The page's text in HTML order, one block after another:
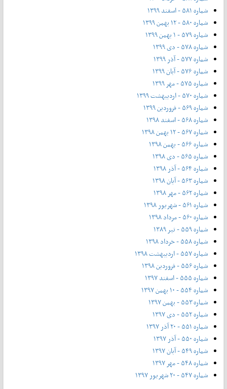
شماره ۵۸۱ - اسفند ۱۳۹۹
شماره ۵۸۰ - ۱۲ بهمن ۱۳۹۹
شماره ۵۷۹ - ۱ بهمن ۱۳۹۹
شماره ۵۷۸ - دی ۱۳۹۹
شماره ۵۷۷ - آذر ۱۳۹۹
شماره ۵۷۶ - آبان ۱۳۹۹
شماره ۵۷۵ - مهر ۱۳۹۹
شماره ۵۷۰ - اردیبهشت ۱۳۹۹
شماره ۵۶۹ - فروردین ۱۳۹۹
شماره ۵۶۸ - اسفند ۱۳۹۸
شماره ۵۶۷ - ۱۲ بهمن ۱۳۹۸
شماره ۵۶۶ - بهمن ۱۳۹۸
شماره ۵۶۵ - دی ۱۳۹۸
شماره ۵۶۴ - آذر ۱۳۹۸
شماره ۵۶۳ - آیان ۱۳۹۸
شماره ۵۶۲ - مهر ۱۳۹۸
شماره ۵۶۱ - شهریور ۱۳۹۸
شماره ۵۶۰ - مرداد ۱۳۹۸
شماره ۵۵۹ - تیر ۱۳۸۹
شماره ۵۵۸ - خرداد ۱۳۹۸
شماره ۵۵۷ - اردیبهشت ۱۳۹۸
شماره ۵۵۶ - فروردین ۱۳۹۸
شماره ۵۵۵ - اسفند ۱۳۹۷
شماره ۵۵۴ - ۱۰ بهمن ۱۳۹۷
شماره ۵۵۳ - بهمن ۱۳۹۷
شماره ۵۵۲ - دی ۱۳۹۷
شماره ۵۵۱ - ۲۰ آذر ۱۳۹۷
شماره ۵۵۰ - آذر ۱۳۹۷
شماره ۵۴۹ - آبان ۱۳۹۷
شماره ۵۴۸ - مهر ۱۳۹۷
شماره ۵۴۷ - ۲۰ شهریور ۱۳۹۷